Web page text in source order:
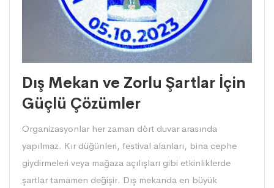
Dış Mekan ve Zorlu Şartlar İçin
Güçlü Çözümler
Organizasyonlar her zaman dört duvar arasında
yapılmaz. Kır düğünleri, festival alanları, bina cephe
giydirmeleri veya mağaza açılışları gibi etkinliklerde
şartlar tamamen değişir. Dış mekanda en büyük